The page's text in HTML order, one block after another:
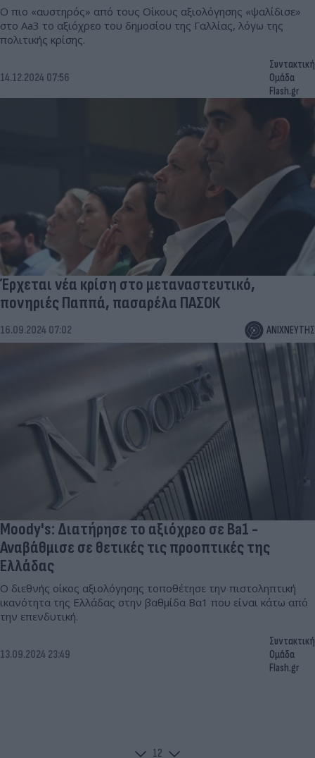
Ο πιο «αυστηρός» από τους Οίκους αξιολόγησης «ψαλίδισε»
στο Aa3 το αξιόχρεο του δημοσίου της Γαλλίας, λόγω της
πολιτικής κρίσης.
14.12.2024 07:56
Συντακτική
Ομάδα
Flash.gr
Έρχεται νέα κρίση στο μεταναστευτικό,
πονηριές Παππά, πασαρέλα ΠΑΣΟΚ
16.09.2024 07:02 ΑΝΙΧΝΕΥΤΗΣ
Moody's: Διατήρησε το αξιόχρεο σε Ba1 -
Αναβάθμισε σε θετικές τις προοπτικές της
Ελλάδας
Ο διεθνής οίκος αξιολόγησης τοποθέτησε την πιστοληπτική
ικανότητα της Ελλάδας στην βαθμίδα Βα1 που είναι κάτω από
την επενδυτική.
13.09.2024 23:49
Συντακτική
Ομάδα
Flash.gr
12